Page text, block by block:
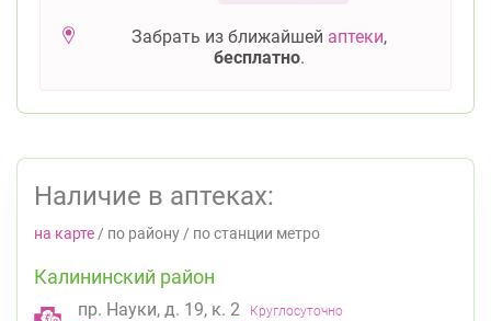
Забрать из ближайшей аптеки,
бесплатно.
Наличие в аптеках:
на карте / по району / по станции метро
Калининский район
пр. Науки, д. 19, к. 2 Круглосуточно